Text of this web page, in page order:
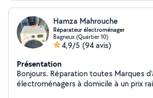
Hamza Mahrouche
Réparateur électroménager
Bagneux (Quartier 10)
4,9/5 (94 avis)
Présentation
Bonjours. Réparation toutes Marques
électroménagers à domicile à un prix